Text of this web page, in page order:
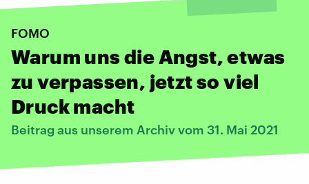
FOMO
Warum uns die Angst, etwas
zu verpassen, jetzt so viel
Druck macht
Beitrag aus unserem Archiv vom 31. Mai 2021